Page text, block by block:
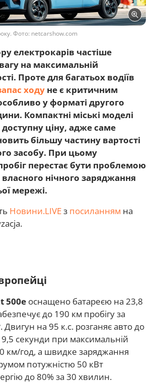
Фото: netcarshow.com
електрокарів частіше
на максимальній
Проте для багатьох водіїв
ходу не є критичним
у форматі другого
Компактні міські моделі
ціну, адже саме
більшу частину вартості
засобу. При цьому
перестає бути проблемою
власного нічного заряджання
мережі.
Новини.LIVEз посиланням на
500e оснащено батареєю на 23,8
до 190 км пробігу за
Двигун на 95 к.с. розганяє авто до
секунди при максимальній
км/год, а швидке заряджання
потужністю 50 кВт
до 80% за 30 хвилин.